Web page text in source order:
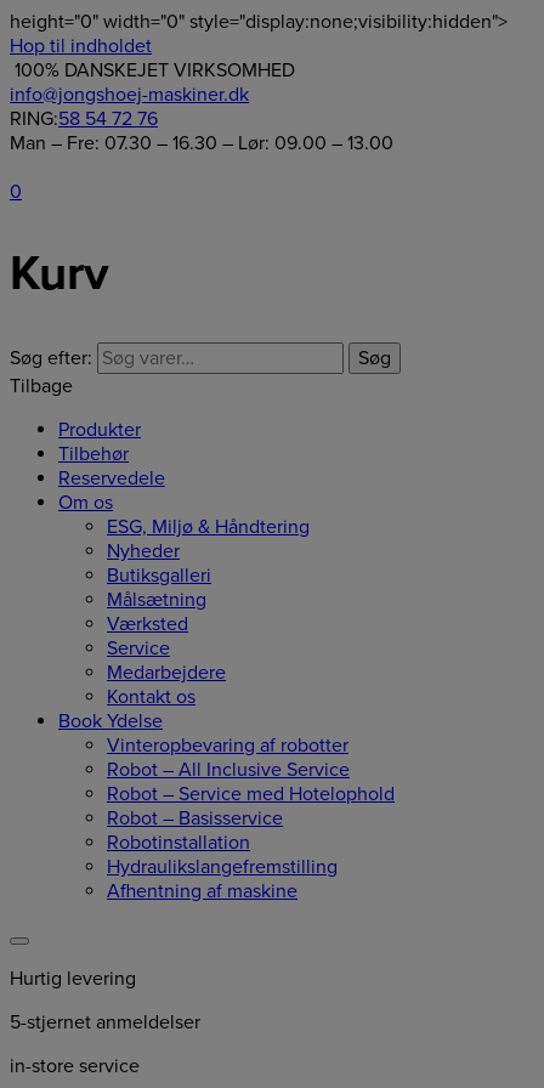
height="0" width="0" style="display:none;visibility:hidden">
Hop til indholdet
100% DANSKEJET VIRKSOMHED
info@jongshoej-maskiner.dk
RING:58 54 72 76
Man – Fre: 07.30 – 16.30 – Lør: 09.00 – 13.00
0
Kurv
Søg efter:
Søg
Tilbage
Produkter
Tilbehør
Reservedele
Om os
ESG, Miljø & Håndtering
Nyheder
Butiksgalleri
Målsætning
Værksted
Service
Medarbejdere
Kontakt os
Book Ydelse
Vinteropbevaring af robotter
Robot – All Inclusive Service
Robot – Service med Hotelophold
Robot – Basisservice
Robotinstallation
Hydraulikslangefremstilling
Afhentning af maskine
Hurtig levering
5-stjernet anmeldelser
in-store service